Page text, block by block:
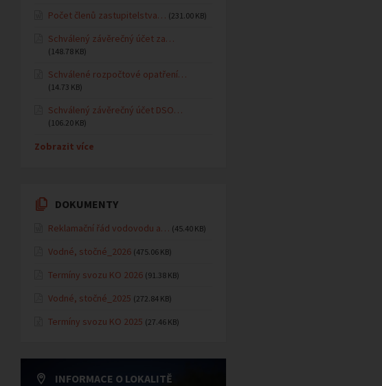
Počet členů zastupitelstva… (231.00 KB)
Schválený závěrečný účet za…
(148.78 KB)
Schválené rozpočtové opatření…
(14.73 KB)
Schválený závěrečný účet DSO…
(106.20 KB)
Zobrazit více
DOKUMENTY
Reklamační řád vodovodu a… (45.40 KB)
Vodné, stočné_2026 (475.06 KB)
Termíny svozu KO 2026 (91.38 KB)
Vodné, stočné_2025 (272.84 KB)
Termíny svozu KO 2025 (27.46 KB)
INFORMACE O LOKALITĚ